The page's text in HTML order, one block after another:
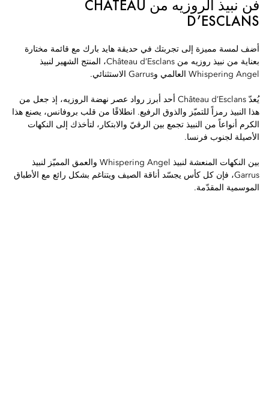
فن نبيذ الروزيه من CHÂTEAU
D’ESCLANS
أضف لمسة مميزة إلى تجربتك في حديقة هايد بارك مع قائمة مختارة
بعناية من نبيذ روزيه من Château d’Esclans، المنتج الشهير لنبيذ
Whispering Angel العالمي وGarrus الاستثنائي.
يُعدّ Château d’Esclans أحد أبرز رواد عصر نهضة الروزيه، إذ جعل من
هذا النبيذ رمزاً للتميّز والذوق الرفيع. انطلاقًا من قلب بروفانس، يصنع هذا
الكرم أنواعاً من النبيذ تجمع بين الرقيّ والابتكار، لتأخذك إلى النكهات
الأصيلة لجنوب فرنسا.
بين النكهات المنعشة لنبيذ Whispering Angel والعمق المميّز لنبيذ
Garrus، فإن كل كأس يجسّد أناقة الصيف ويتناغم بشكل رائع مع الأطباق
الموسمية المقدّمة.